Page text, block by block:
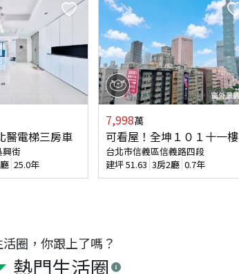
圈，你跟上了嗎？
熱門生活圈
醫電梯三房車
興街
25.0年
7,998萬
可看屋！全坤１０１十一樓
台北市信義區信義路四段
建坪51.63 3房2廳 0.7年